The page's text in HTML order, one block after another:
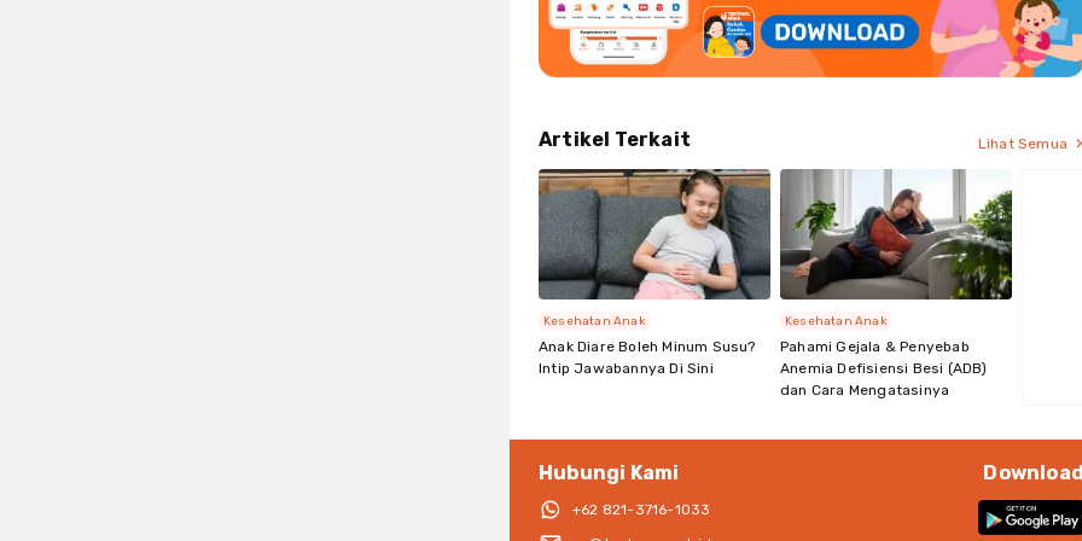
Artikel Terkait Lihat Semua
Anak Diare Boleh Minum Susu?
Intip Jawabannya Di Sini
Kesehatan Anak
Pahami Gejala & Penyebab
Anemia Defisiensi Besi (ADB)
dan Cara Mengatasinya
Kesehatan Anak
Hubungi Kami
+62 821-3716-1033
Download